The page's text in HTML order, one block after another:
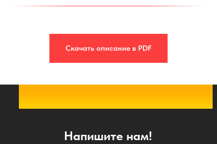
Скачать описание в PDF
Напишите нам!